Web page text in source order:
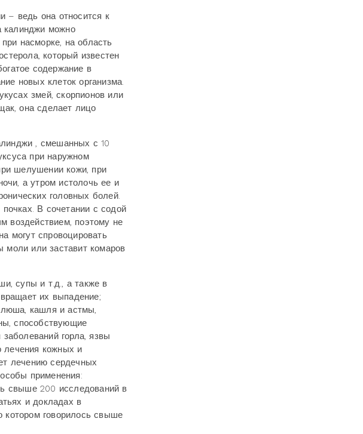
– ведь она относится к
калинджи можно
насморке, на область
который известен
содержание в
новых клеток организма.
змей, скорпионов или
она сделает лицо
, смешанных с 10
при наружном
шелушении кожи, при
а утром истолочь ее и
головных болей.
В сочетании с содой
воздействием, поэтому не
могут спровоцировать
или заставит комаров
супы и т.д., а также в
их выпадение;
кашля и астмы,
способствующие
горла, язвы
лечения кожных и
лечению сердечных
применения:
свыше 200 исследований в
и докладах в
говорилось свыше